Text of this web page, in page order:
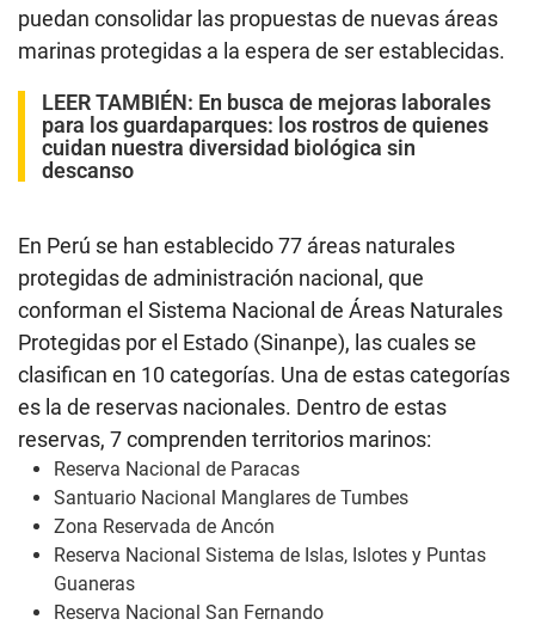
puedan consolidar las propuestas de nuevas áreas
marinas protegidas a la espera de ser establecidas.
LEER TAMBIÉN: En busca de mejoras laborales
para los guardaparques: los rostros de quienes
cuidan nuestra diversidad biológica sin
descanso
En Perú se han establecido 77 áreas naturales
protegidas de administración nacional, que
conforman el Sistema Nacional de Áreas Naturales
Protegidas por el Estado (Sinanpe), las cuales se
clasifican en 10 categorías. Una de estas categorías
es la de reservas nacionales. Dentro de estas
reservas, 7 comprenden territorios marinos:
Reserva Nacional de Paracas
Santuario Nacional Manglares de Tumbes
Zona Reservada de Ancón
Reserva Nacional Sistema de Islas, Islotes y Puntas
Guaneras
Reserva Nacional San Fernando